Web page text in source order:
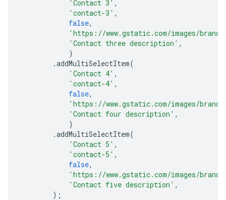
'Contact 3' ,
'contact-3' ,
false,
'https://www.gstatic.com/images/
'Contact three description' ,
)
.addMultiSelectItem(
'Contact 4' ,
'contact-4' ,
false,
'https://www.gstatic.com/images/
'Contact four description' ,
)
.addMultiSelectItem(
'Contact 5' ,
'contact-5' ,
false,
'https://www.gstatic.com/images/
'Contact five description' ,
);